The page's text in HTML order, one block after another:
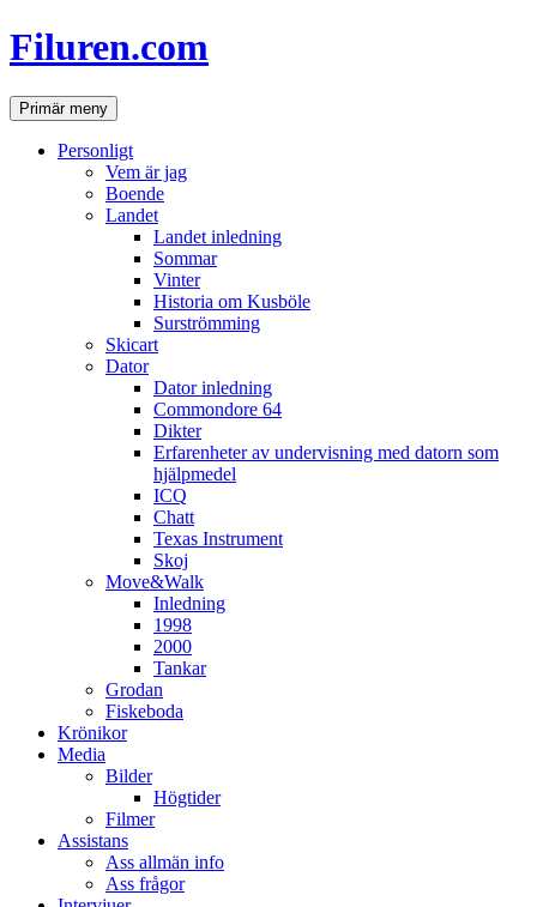
Hoppa
till
Filuren.com
SökPrimär meny
Personligt
Vem är jag
Boende
Landet
Landet inledning
Sommar
Vinter
Historia om Kusböle
Surströmming
Skicart
Dator
Dator inledning
Commondore 64
Dikter
Erfarenheter av undervisning med datorn som
hjälpmedel
ICQ
Chatt
Texas Instrument
Skoj
Move&Walk
Inledning
1998
2000
Tankar
Grodan
Fiskeboda
Krönikor
Media
Bilder
Högtider
Filmer
Assistans
Ass allmän info
Ass frågor